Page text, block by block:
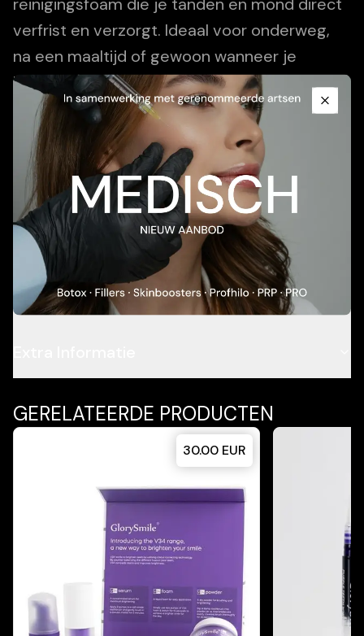
verfrist en verzorgt. Ideaal voor onderweg,
na een maaltijd of gewoon wanneer je
behoefte hebt aan een instant frisse boost.
Add To Cart
Beschrijving
Toepassing
Problematiek
GERELATEERDE PRODUCTEN
30.00 EUR
Promotional Content